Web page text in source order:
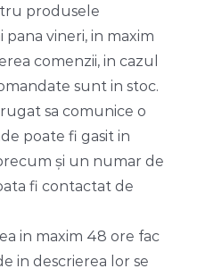
produsele
vineri, in maxim
comenzii, in cazul
sunt in stoc.
sa comunice o
poate fi gasit in
şi un numar de
fi contactat de
in maxim 48 ore fac
in descrierea lor se